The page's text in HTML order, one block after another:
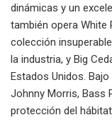
dinámicas y un
también opera White
colección
la industria, y Big
Estados Unidos.
Johnny Morris, Bass
protección del